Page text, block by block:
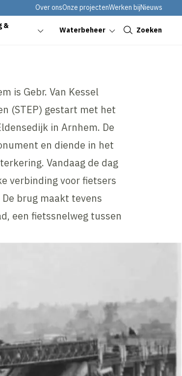
Over onsOnze projectenWerken bijNieuws
&
Waterbeheer Zoeken
is Gebr. Van Kessel
(STEP) gestart met het
in Arnhem. De
en diende in het
Vandaag de dag
verbinding voor fietsers
brug maakt tevens
een fietssnelweg tussen
Sluiten